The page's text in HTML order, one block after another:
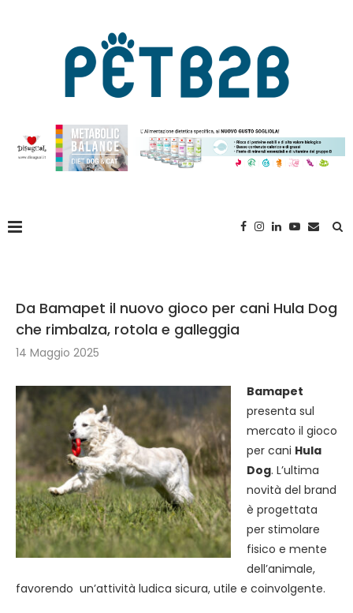
Da Bamapet il nuovo gioco per cani Hula Dog
che rimbalza, rotola e galleggia
14 Maggio 2025
Bamapet
presenta sul
mercato il gioco
per cani Hula
Dog. L’ultima
novità del brand
è progettata
per stimolare
fisico e mente
dell’animale,
favorendo un’attività ludica sicura, utile e coinvolgente.